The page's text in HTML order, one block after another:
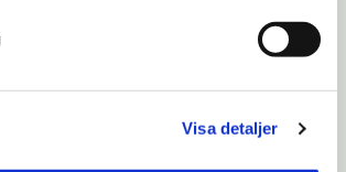
Visa detaljer
efter beslut i Tekniska